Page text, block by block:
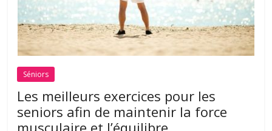
Séniors
Les meilleurs exercices pour les
seniors afin de maintenir la force
musculaire et l’équilibre